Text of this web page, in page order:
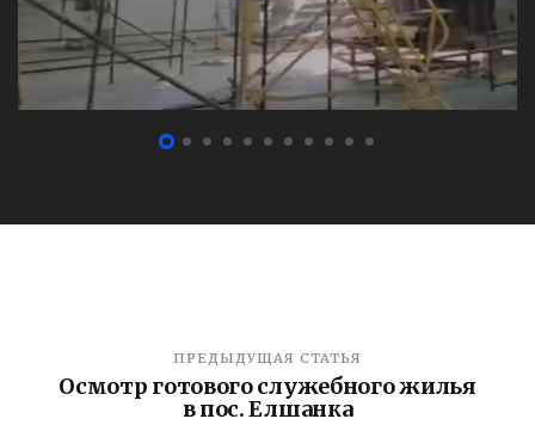
ПРЕДЫДУЩАЯ СТАТЬЯ
Осмотр готового служебного жилья
в пос. Елшанка